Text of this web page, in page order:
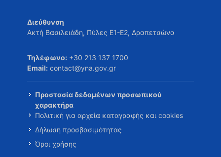
Διεύθυνση
Ακτή Βασιλειάδη, Πύλες Ε1-Ε2, Δραπετσώνα
Τηλέφωνο: +30 213 137 1700
Email: contact@yna.gov.gr
Προστασία δεδομένων προσωπικού
χαρακτήρα
Πολιτική για αρχεία καταγραφής και cookies
Δήλωση προσβασιμότητας
Όροι χρήσης